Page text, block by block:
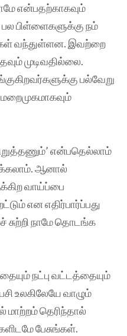
என்பதற்காகவும்
பிள்ளைகளுக்கு நம்
வந்துள்ளன. இவற்றை
முடிவதில்லை.
பல்வேறு
என்பதெல்லாம்
ஆனால்
வாய்ப்பை
என எதிர்பார்ப்பது
சுற்றி நாமே தொடங்க
நட்பு வட்டத்தையும்
உலகிலேயே வாழும்
மாற்றம் தெரிந்தால்
பேசுங்கள்.